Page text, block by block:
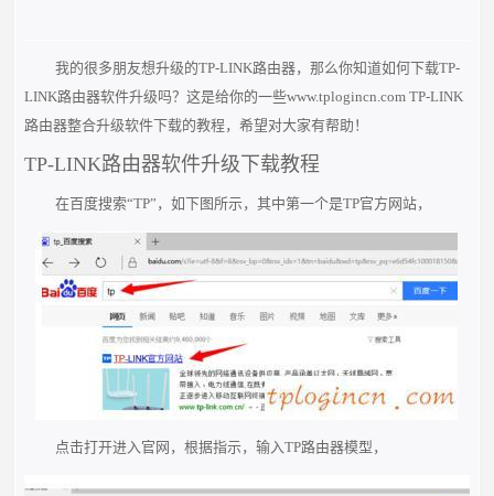
我的很多朋友想升级的TP-LINK路由器，那么你知道如何下载TP-
LINK路由器软件升级吗？这是给你的一些www.tplogincn.com TP-LINK
路由器整合升级软件下载的教程，希望对大家有帮助！
TP-LINK路由器软件升级下载教程
在百度搜索“TP”，如下图所示，其中第一个是TP官方网站，
点击打开进入官网，根据指示，输入TP路由器模型，